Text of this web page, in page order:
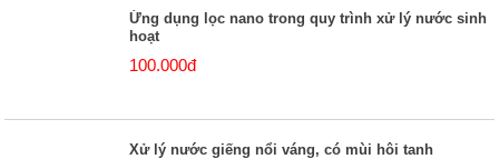
Ứng dụng lọc nano trong quy trình xử lý nước sinh
hoạt
100.000đ
Xử lý nước giếng nổi váng, có mùi hôi tanh